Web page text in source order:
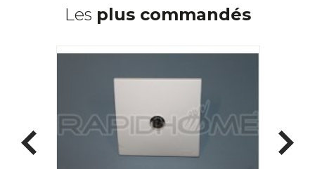
Les plus commandés